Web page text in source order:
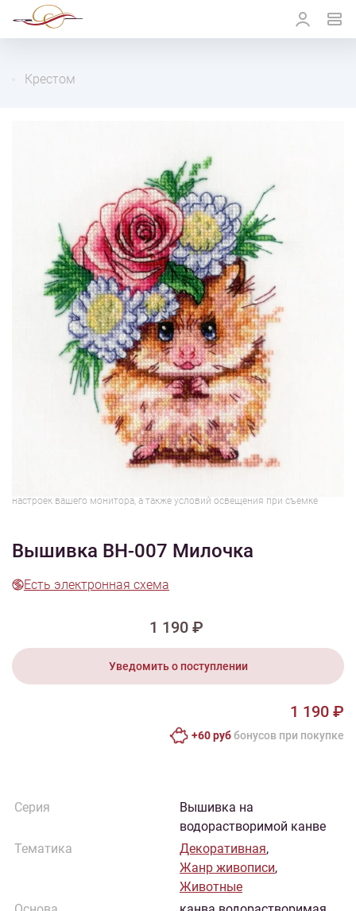
Крестом
1/6
Смотреть видео - обзор
Изображения и цвет представленного товара могут незначительно
настроек вашего монитора, а также условий освещения при съемке
Вышивка ВН-007 Милочка
Есть электронная схема
1 190 ₽
Уведомить о поступлении
1 190 ₽
+60 руббонусов при покупке
Серия
Вышивка на
водорастворимой канве
Тематика
Декоративная,
Жанр живописи,
Животные